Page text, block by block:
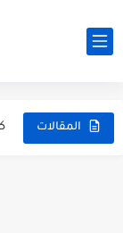
المقالات